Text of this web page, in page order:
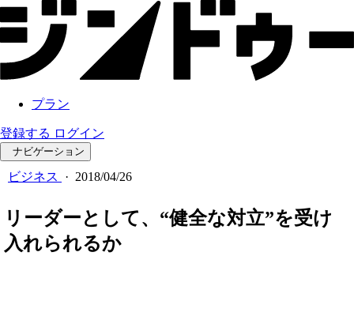
プラン
登録する ログイン
ナビゲーション
ビジネス · 2018/04/26
リーダーとして、“健全な対立”を受け
入れられるか